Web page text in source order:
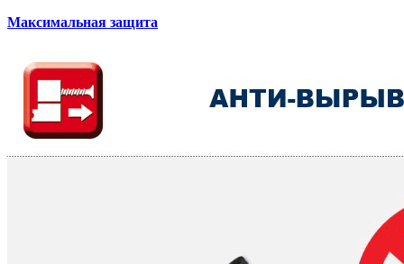
Максимальная защита